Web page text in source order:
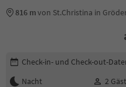
816 mvon St.Christina in
Buchungsdetails bearbeiten
Check-in- und Check-out-
Nacht
2